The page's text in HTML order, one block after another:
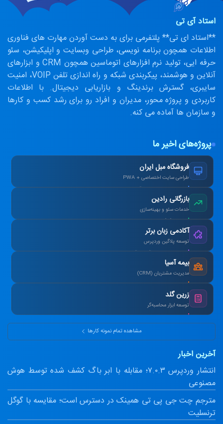
استاد آی تی
**استاد ای تی** پلتفرمی برای به دست آوردن مهارت های فناوری
اطلاعات همچون برنامه نویسی، طراحی وبسایت و اپلیکیشن، سئو
حرفه ایی، تولید نرم افزارهای اتوماسین همچون CRM و ابزارهای
آنلاین و هوشمند، پیکربندی شبکه و راه اندازی تلفن VOIP، امنیت
سایبری، گسترش برندینگ و بازاریابی دیجیتال. با اطلاعات
کاربردی و پروژه محور، مدیران و افراد رو برای رشد کسب و کارها
و سازمان ها آماده می کنه.
پروژه‌های اخیر ما
فروشگاه مبل ایران
طراحی سایت اختصاصی + PWA
بازرگانی رادین
خدمات سئو و بهینه‌سازی
آکادمی زبان برتر
توسعه پلاگین وردپرس
طراحی سیستم آزمون آنلاین و صدور کارنامه.
بیمه آسیا
مدیریت مشتریان (CRM)
یکپارچه‌سازی اطلاعات و اتوماسیون پیامک.
زرین گلد
توسعه ابزار محاسبه‌گر
ماشین‌حساب پیشرفته سود مرکب و طلا.
مشاهده تمام نمونه کارها
آخرین اخبار
انتشار وردپرس ۷.۰.۳؛ مقابله با ابر باگ کشف شده توسط هوش
مصنوعی
مترجم چت جی پی تی همینک در دسترس است؛ مقایسه با گوگل
ترنسلیت